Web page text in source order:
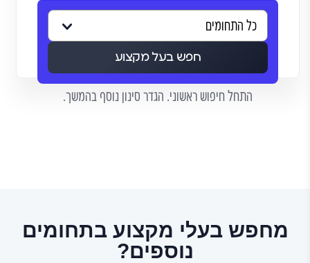
חפש בעל מקצוע
התחל חיפוש ראשוני. הגדר סינון נוסף בהמשך.
מחפש בעלי מקצוע בתחומים
נוספים?